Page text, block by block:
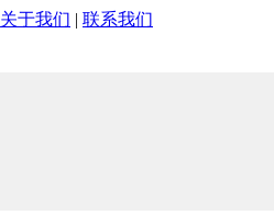
关于我们 | 联系我们